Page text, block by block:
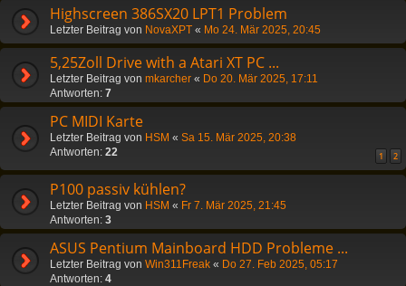
Highscreen 386SX20 LPT1 Problem
Letzter Beitrag von NovaXPT « Mo 24. Mär 2025, 20:45
5,25Zoll Drive with a Atari XT PC ...
Letzter Beitrag von mkarcher « Do 20. Mär 2025, 17:11
Antworten: 7
PC MIDI Karte
Letzter Beitrag von HSM « Sa 15. Mär 2025, 20:38
Antworten: 22 1 2
P100 passiv kühlen?
Letzter Beitrag von HSM « Fr 7. Mär 2025, 21:45
Antworten: 3
ASUS Pentium Mainboard HDD Probleme ...
Letzter Beitrag von Win311Freak « Do 27. Feb 2025, 05:17
Antworten: 4